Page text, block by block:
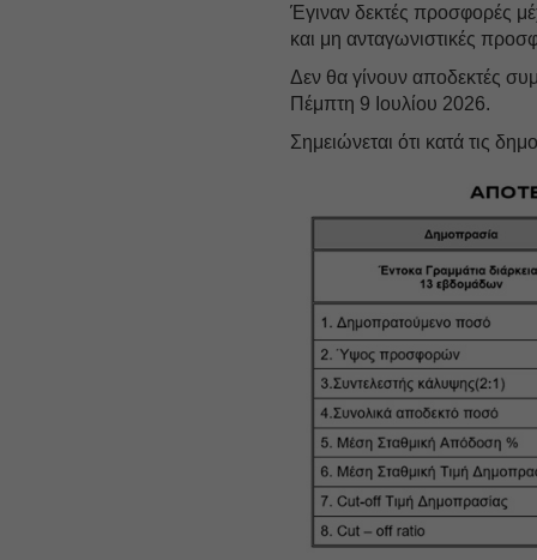
Έγιναν δεκτές προσφορές
και μη ανταγωνιστικές
Δεν θα γίνουν αποδεκτές
Πέμπτη 9 Ιουλίου 2026.
Σημειώνεται ότι κατά τις